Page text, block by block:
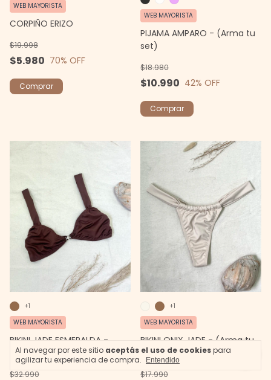
Al navegar por este sitio aceptás el uso de cookiespara
agilizar tu experiencia de compra.
Entendido
CORPIÑO ERIZO
$5.980
$19.998
70% OFF
WEB MAYORISTA
Comprar
PIJAMA AMPARO - (Arma tu
set)
$10.990
$18.980
42% OFF
WEB MAYORISTA
Comprar
BIKINI JADE ESMERALDA -
(Arma tu set)
$32.990
WEB MAYORISTA
+1
BIKINI ONIX JADE - (Arma tu
set)
$17.990
WEB MAYORISTA
+1